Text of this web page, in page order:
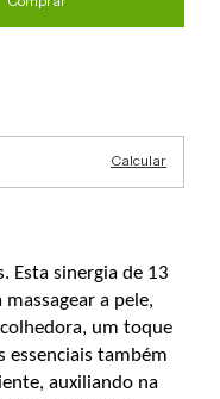
Calcular
Esta sinergia de 13
a pele,
um toque
essenciais também
auxiliando na